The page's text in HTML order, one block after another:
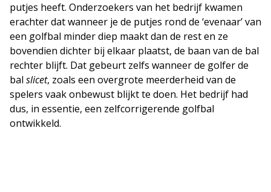
putjes heeft. Onderzoekers van het bedrijf kwamen
erachter dat wanneer je de putjes rond de ‘evenaar’ van
een golfbal minder diep maakt dan de rest en ze
bovendien dichter bij elkaar plaatst, de baan van de bal
rechter blijft. Dat gebeurt zelfs wanneer de golfer de
bal slicet, zoals een overgrote meerderheid van de
spelers vaak onbewust blijkt te doen. Het bedrijf had
dus, in essentie, een zelfcorrigerende golfbal
ontwikkeld.